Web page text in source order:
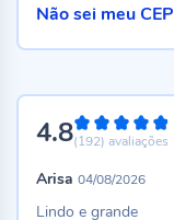
4.896%
(192) avaliações
Arisa 04/08/2026
Lindo e grande
Não sei meu CEP